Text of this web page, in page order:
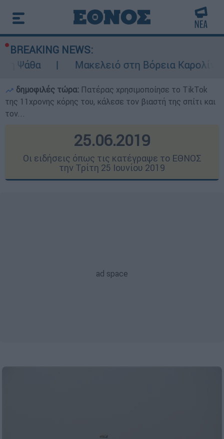
BREAKING NEWS:
Μακελειό στη Βόρεια Καρολίνα ύστερα από
δημοφιλές τώρα: Πατέρας χρησιμοποίησε το TikTok
της 11χρονης κόρης του, κάλεσε τον βιαστή της σπίτι και
τον...
25.06.2019
Οι ειδήσεις όπως τις κατέγραψε το ΕΘΝΟΣ
την Τρίτη 25 Ιουνίου 2019